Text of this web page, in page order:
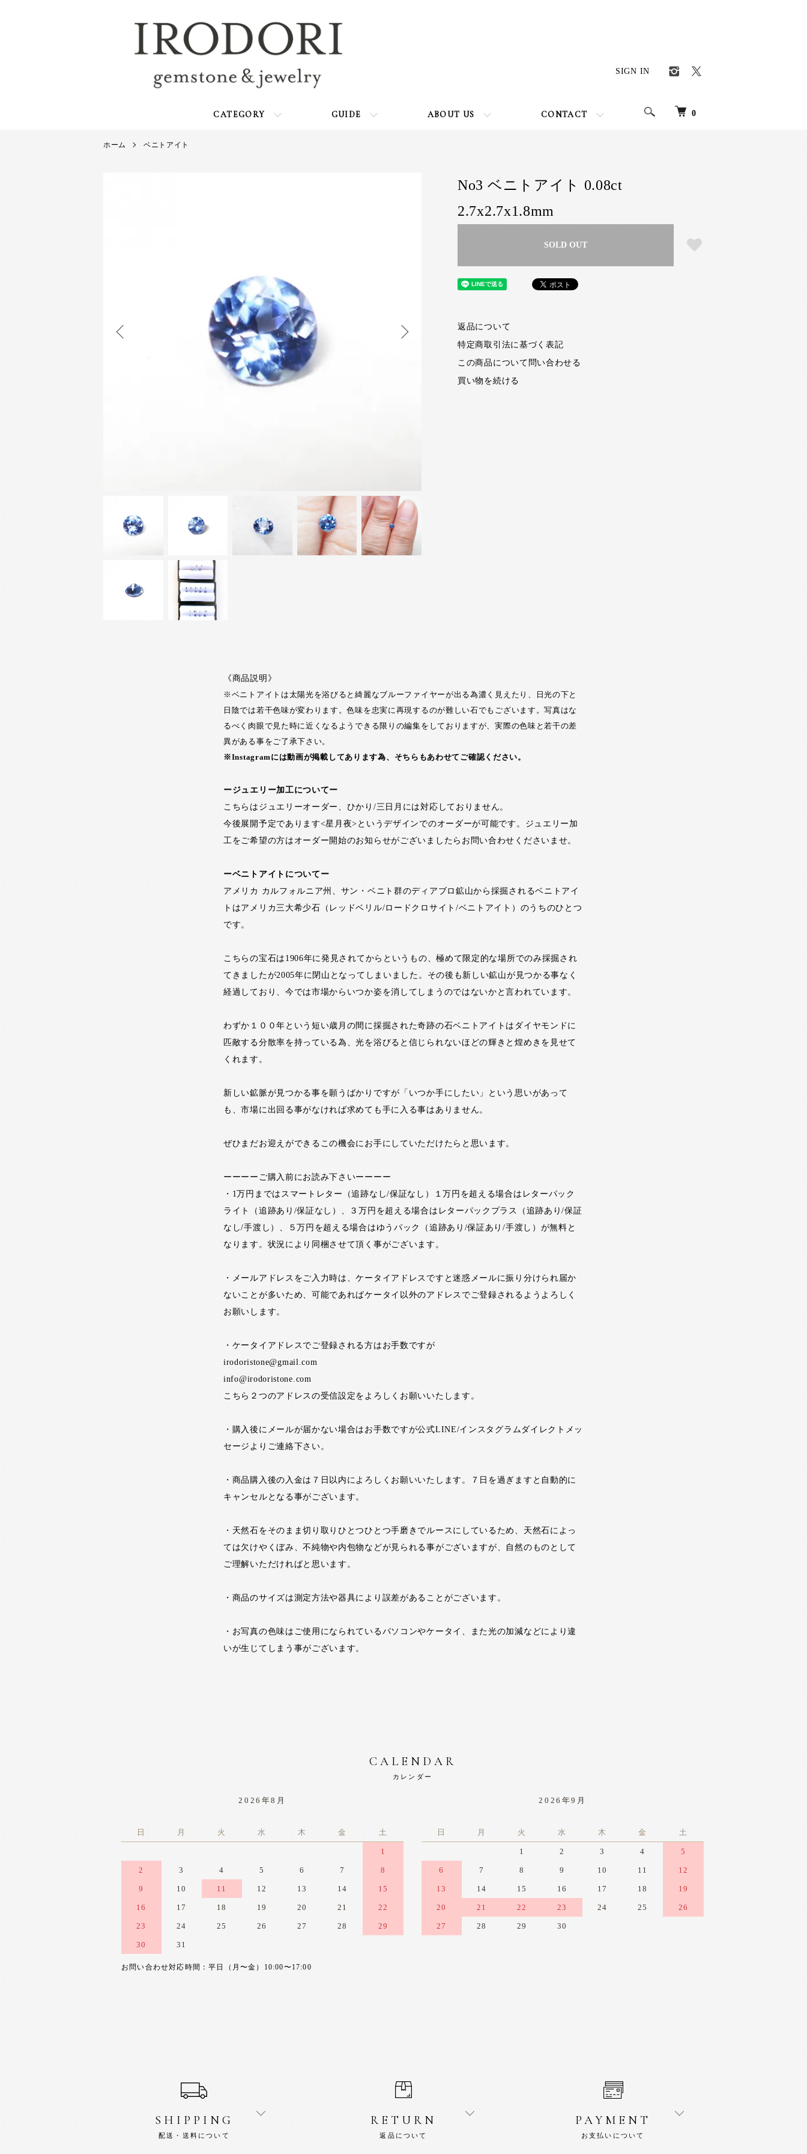
0
CATEGORY GUIDE ABOUT US CONTACT
SIGN IN
ホーム ベニトアイト
No3 ベニトアイト 0.08ct
2.7x2.7x1.8mm
SOLD OUT
返品について
特定商取引法に基づく表記
この商品について問い合わせる
買い物を続ける
《商品説明》
※ベニトアイトは太陽光を浴びると綺麗なブルーファイヤーが出る為濃く見えたり、日光の下と
日陰では若干色味が変わります。色味を忠実に再現するのが難しい石でもございます。写真はな
るべく肉眼で見た時に近くなるようできる限りの編集をしておりますが、実際の色味と若干の差
異がある事をご了承下さい。
※Instagramには動画が掲載してあります為、そちらもあわせてご確認ください。
ージュエリー加工についてー
こちらはジュエリーオーダー、ひかり/三日月には対応しておりません。
今後展開予定であります<星月夜>というデザインでのオーダーが可能です。ジュエリー加
工をご希望の方はオーダー開始のお知らせがございましたらお問い合わせくださいませ。
ーベニトアイトについてー
アメリカ カルフォルニア州、サン・ベニト群のディアブロ鉱山から採掘されるベニトアイ
トはアメリカ三大希少石（レッドベリル/ロードクロサイト/ベニトアイト）のうちのひとつ
です。
こちらの宝石は1906年に発見されてからというもの、極めて限定的な場所でのみ採掘され
てきましたが2005年に閉山となってしまいました。その後も新しい鉱山が見つかる事なく
経過しており、今では市場からいつか姿を消してしまうのではないかと言われています。
わずか１００年という短い歳月の間に採掘された奇跡の石ベニトアイトはダイヤモンドに
匹敵する分散率を持っている為、光を浴びると信じられないほどの輝きと煌めきを見せて
くれます。
新しい鉱脈が見つかる事を願うばかりですが「いつか手にしたい」という思いがあって
も、市場に出回る事がなければ求めても手に入る事はありません。
ぜひまだお迎えができるこの機会にお手にしていただけたらと思います。
ーーーーご購入前にお読み下さいーーーー
・1万円まではスマートレター（追跡なし/保証なし）１万円を超える場合はレターパック
ライト（追跡あり/保証なし）、３万円を超える場合はレターパックプラス（追跡あり/保証
なし/手渡し）、５万円を超える場合はゆうパック（追跡あり/保証あり/手渡し）が無料と
なります。状況により同梱させて頂く事がございます。
・メールアドレスをご入力時は、ケータイアドレスですと迷惑メールに振り分けられ届か
ないことが多いため、可能であればケータイ以外のアドレスでご登録されるようよろしく
お願いします。
・ケータイアドレスでご登録される方はお手数ですが
irodoristone@gmail.com
info@irodoristone.com
こちら２つのアドレスの受信設定をよろしくお願いいたします。
・購入後にメールが届かない場合はお手数ですが公式LINE/インスタグラムダイレクトメッ
セージよりご連絡下さい。
・商品購入後の入金は７日以内によろしくお願いいたします。７日を過ぎますと自動的に
キャンセルとなる事がございます。
・天然石をそのまま切り取りひとつひとつ手磨きでルースにしているため、天然石によっ
ては欠けやくぼみ、不純物や内包物などが見られる事がございますが、自然のものとして
ご理解いただければと思います。
・商品のサイズは測定方法や器具により誤差があることがございます。
・お写真の色味はご使用になられているパソコンやケータイ、また光の加減などにより違
いが生じてしまう事がございます。
CALENDAR
カレンダー
2026年8月
日 月 火 水 木 金 土
1
2 3 4 5 6 7 8
9 10 11 12 13 14 15
16 17 18 19 20 21 22
23 24 25 26 27 28 29
30 31
2026年9月
日 月 火 水 木 金 土
1 2 3 4 5
6 7 8 9 10 11 12
13 14 15 16 17 18 19
20 21 22 23 24 25 26
27 28 29 30
お問い合わせ対応時間：平日（月〜金）10:00〜17:00
SHIPPING
配送・送料について
RETURN
返品について
PAYMENT
お支払いについて